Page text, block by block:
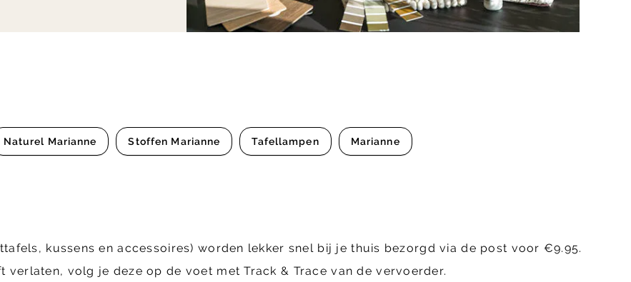
Naturel Marianne Stoffen Marianne Tafellampen Marianne
kussens en accessoires) worden lekker snel bij je thuis bezorgd via de post voor €9.95.
volg je deze op de voet met Track & Trace van de vervoerder.